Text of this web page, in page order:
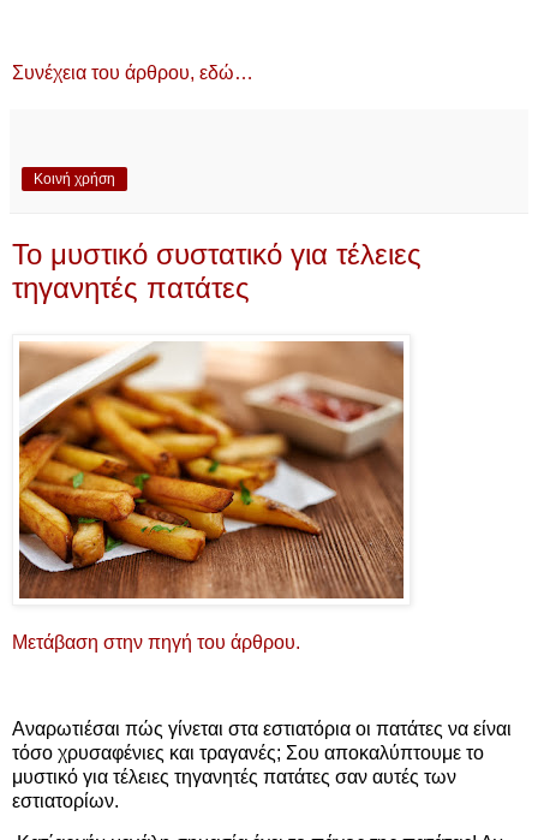
Συνέχεια του άρθρου, εδώ…
Κοινή χρήση
Το μυστικό συστατικό για τέλειες
τηγανητές πατάτες
Μετάβαση στην πηγή του άρθρου.
Αναρωτιέσαι πώς γίνεται στα εστιατόρια οι πατάτες να είναι
τόσο χρυσαφένιες και τραγανές; Σου αποκαλύπτουμε το
μυστικό για τέλειες τηγανητές πατάτες σαν αυτές των
εστιατορίων.